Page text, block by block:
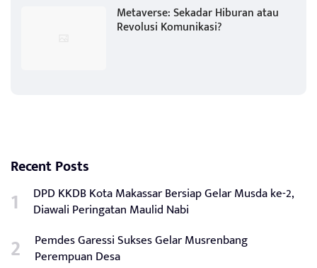
Metaverse: Sekadar Hiburan atau
Revolusi Komunikasi?
Recent Posts
DPD KKDB Kota Makassar Bersiap Gelar Musda ke-2,
Diawali Peringatan Maulid Nabi
Pemdes Garessi Sukses Gelar Musrenbang
Perempuan Desa